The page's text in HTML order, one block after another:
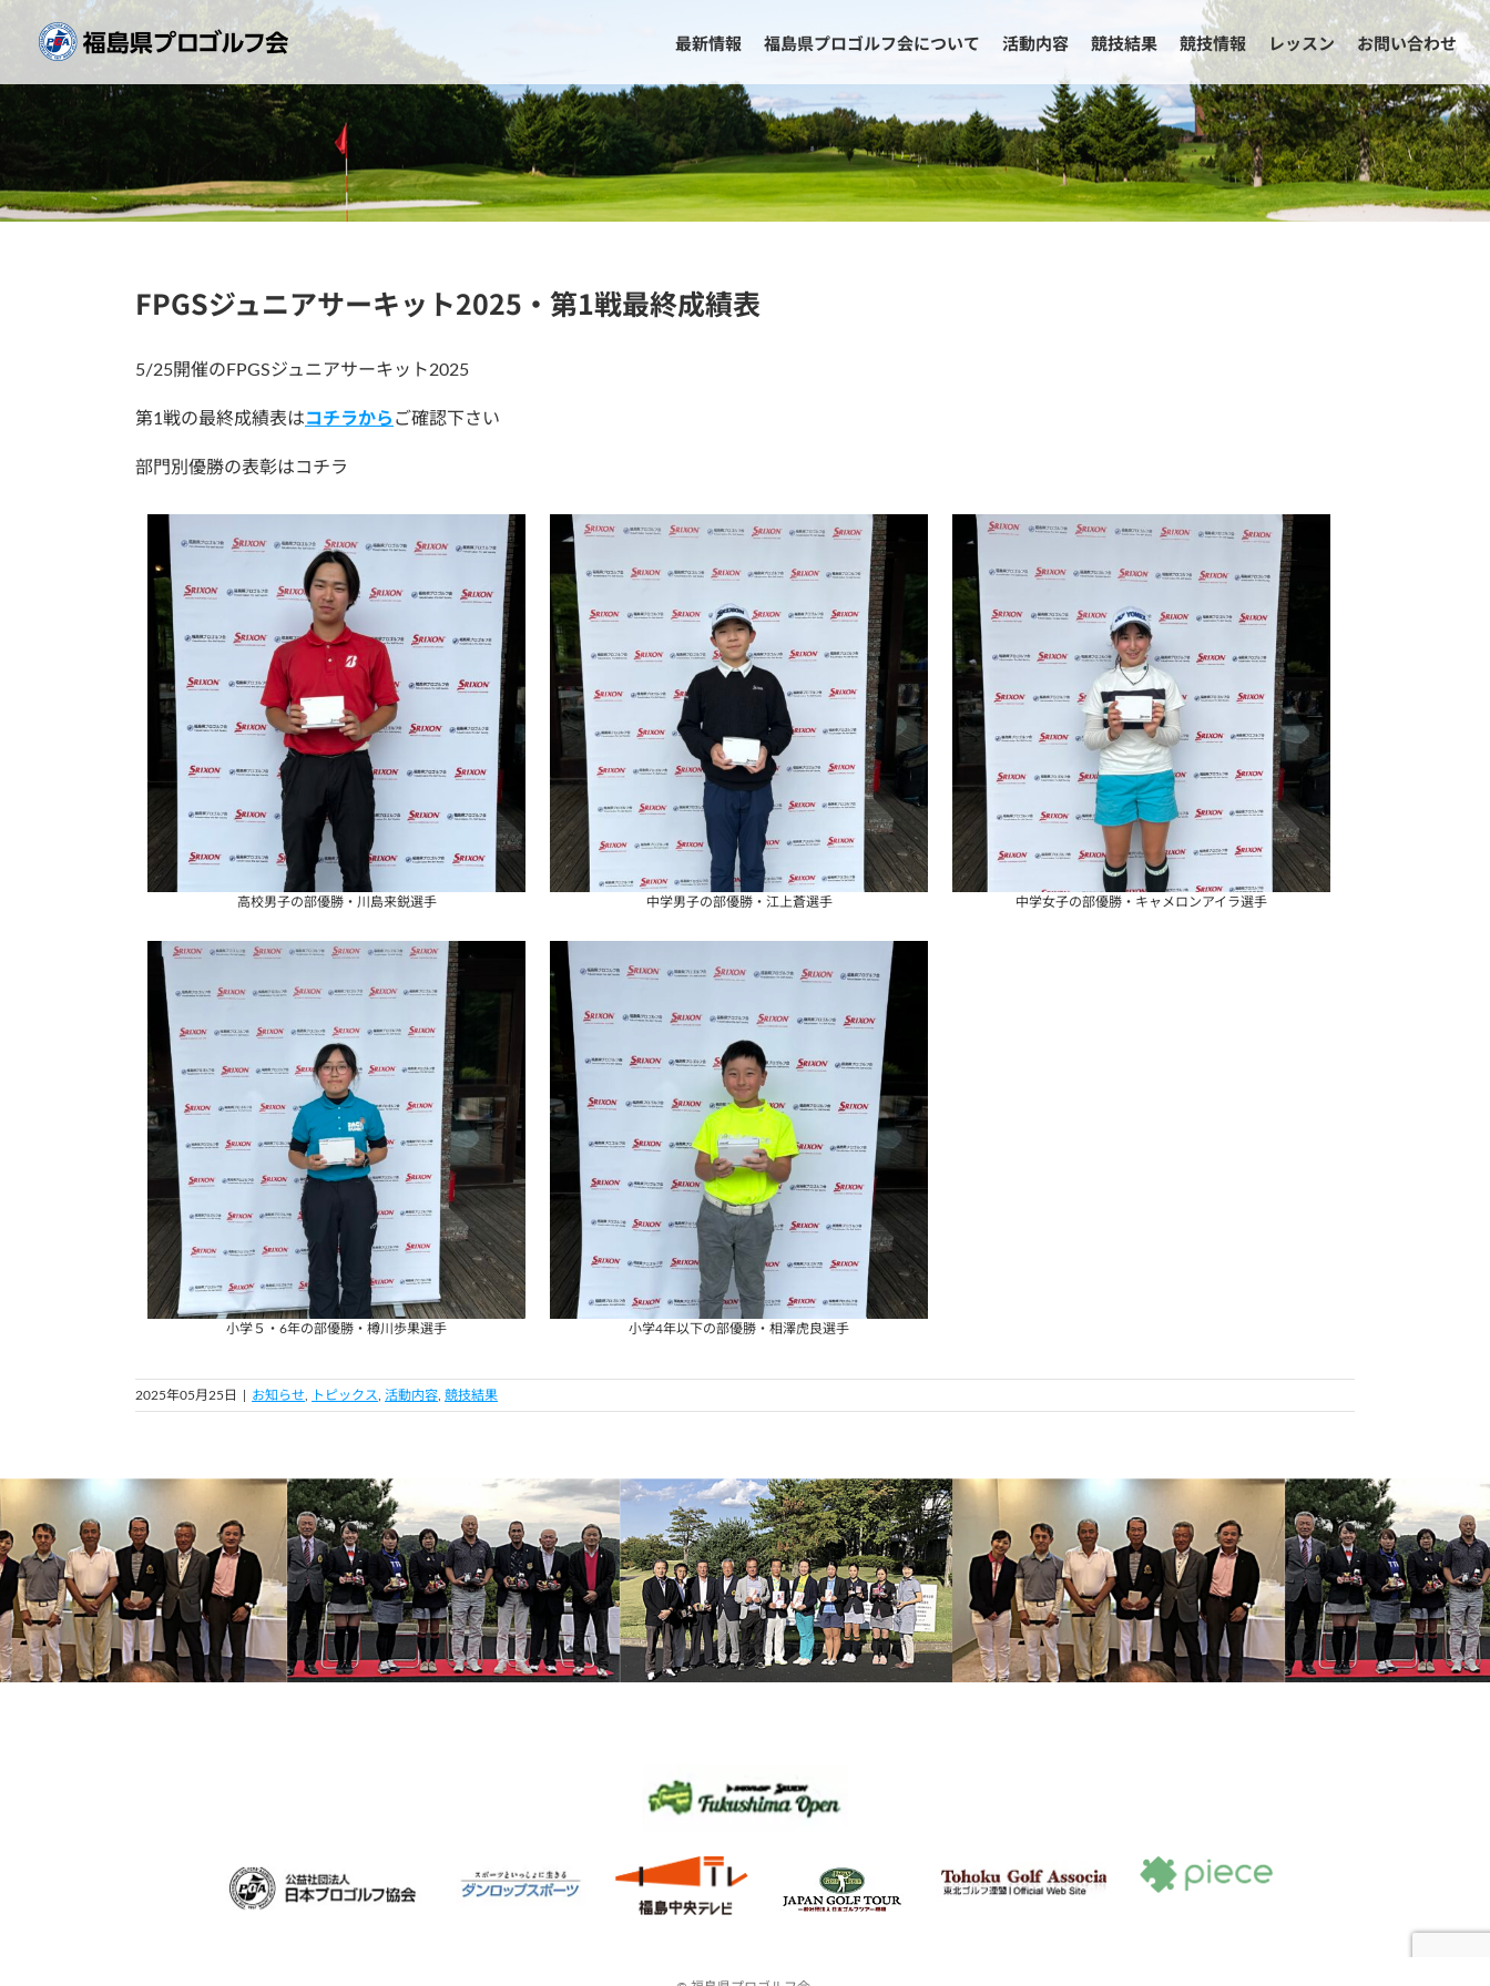
content
最新情報 福島県プロゴルフ会について 活動内容 競技結果 競技情報 レッスン お問い合わせ
FPGSジュニアサーキット2025・第1戦最終成績表
5/25開催のFPGSジュニアサーキット2025
第1戦の最終成績表はコチラから ご確認下さい
部門別優勝の表彰はコチラ
高校男子の部優勝・川島来鋭選手 中学男子の部優勝・江上蒼選手 中学女子の部優勝・キャメロンアイラ選手
小学５・6年の部優勝・樽川歩果選手 小学4年以下の部優勝・相澤虎良選手
2025年05月25日 お知らせ, トピックス, 活動内容, 競技結果